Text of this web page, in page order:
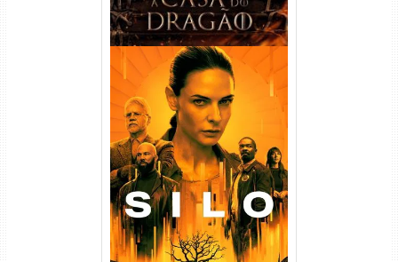
Silo 1ª Temporada Torrent
(2023) WEB-DL
720p/1080p/4K Dual Áudio